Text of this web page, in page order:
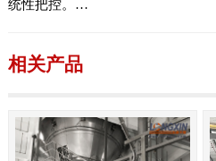
统性把控。…
相关产品